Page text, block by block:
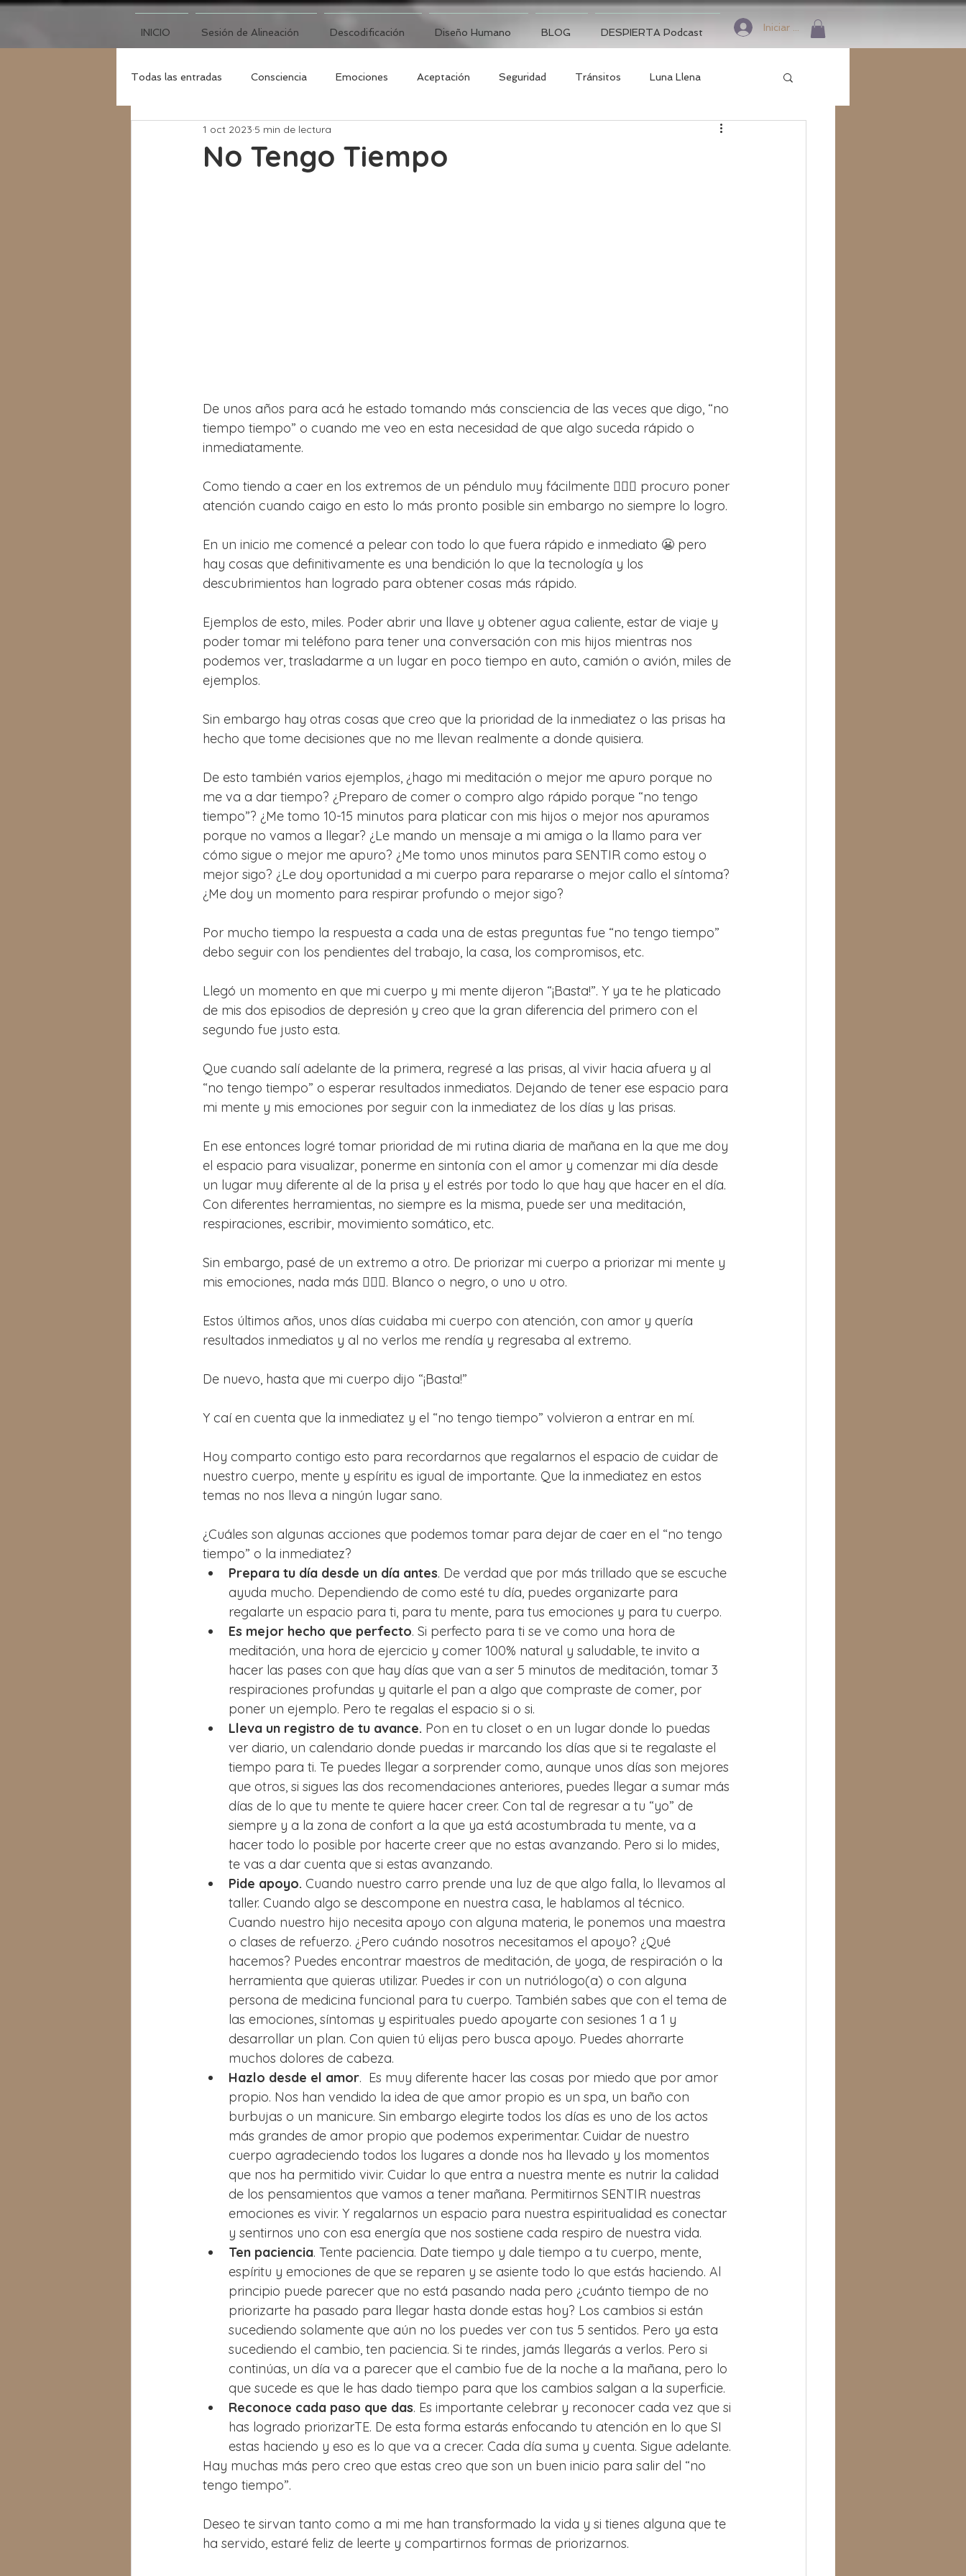
INICIO Sesión de Alineación Descodificación Diseño Humano BLOG DESPIERTA Podcast Iniciar sesión
Todas las entradas Consciencia Emociones Aceptación Seguridad Tránsitos Luna Llena
Luna Nueva
No Tengo Tiempo
1 oct 2023 5 min de lectura
De unos años para acá he estado tomando más consciencia de las veces que digo, “no
tiempo tiempo” o cuando me veo en esta necesidad de que algo suceda rápido o
inmediatamente.
Como tiendo a caer en los extremos de un péndulo muy fácilmente 🤦🏻‍♀️ procuro poner
atención cuando caigo en esto lo más pronto posible sin embargo no siempre lo logro.
En un inicio me comencé a pelear con todo lo que fuera rápido e inmediato 😬 pero
hay cosas que definitivamente es una bendición lo que la tecnología y los
descubrimientos han logrado para obtener cosas más rápido.
Ejemplos de esto, miles. Poder abrir una llave y obtener agua caliente, estar de viaje y
poder tomar mi teléfono para tener una conversación con mis hijos mientras nos
podemos ver, trasladarme a un lugar en poco tiempo en auto, camión o avión, miles de
ejemplos.
Sin embargo hay otras cosas que creo que la prioridad de la inmediatez o las prisas ha
hecho que tome decisiones que no me llevan realmente a donde quisiera.
De esto también varios ejemplos, ¿hago mi meditación o mejor me apuro porque no
me va a dar tiempo? ¿Preparo de comer o compro algo rápido porque “no tengo
tiempo”? ¿Me tomo 10-15 minutos para platicar con mis hijos o mejor nos apuramos
porque no vamos a llegar? ¿Le mando un mensaje a mi amiga o la llamo para ver
cómo sigue o mejor me apuro? ¿Me tomo unos minutos para SENTIR como estoy o
mejor sigo? ¿Le doy oportunidad a mi cuerpo para repararse o mejor callo el síntoma?
¿Me doy un momento para respirar profundo o mejor sigo?
Por mucho tiempo la respuesta a cada una de estas preguntas fue “no tengo tiempo”
debo seguir con los pendientes del trabajo, la casa, los compromisos, etc.
Llegó un momento en que mi cuerpo y mi mente dijeron “¡Basta!”. Y ya te he platicado
de mis dos episodios de depresión y creo que la gran diferencia del primero con el
segundo fue justo esta.
Que cuando salí adelante de la primera, regresé a las prisas, al vivir hacia afuera y al
“no tengo tiempo” o esperar resultados inmediatos. Dejando de tener ese espacio para
mi mente y mis emociones por seguir con la inmediatez de los días y las prisas.
En ese entonces logré tomar prioridad de mi rutina diaria de mañana en la que me doy
el espacio para visualizar, ponerme en sintonía con el amor y comenzar mi día desde
un lugar muy diferente al de la prisa y el estrés por todo lo que hay que hacer en el día.
Con diferentes herramientas, no siempre es la misma, puede ser una meditación,
respiraciones, escribir, movimiento somático, etc.
Sin embargo, pasé de un extremo a otro. De priorizar mi cuerpo a priorizar mi mente y
mis emociones, nada más 🤦🏻‍♀️. Blanco o negro, o uno u otro.
Estos últimos años, unos días cuidaba mi cuerpo con atención, con amor y quería
resultados inmediatos y al no verlos me rendía y regresaba al extremo.
De nuevo, hasta que mi cuerpo dijo “¡Basta!”
Y caí en cuenta que la inmediatez y el “no tengo tiempo” volvieron a entrar en mí.
Hoy comparto contigo esto para recordarnos que regalarnos el espacio de cuidar de
nuestro cuerpo, mente y espíritu es igual de importante. Que la inmediatez en estos
temas no nos lleva a ningún lugar sano.
¿Cuáles son algunas acciones que podemos tomar para dejar de caer en el “no tengo
tiempo” o la inmediatez?
Prepara tu día desde un día antes. De verdad que por más trillado que se escuche
ayuda mucho. Dependiendo de como esté tu día, puedes organizarte para
regalarte un espacio para ti, para tu mente, para tus emociones y para tu cuerpo.
Es mejor hecho que perfecto. Si perfecto para ti se ve como una hora de
meditación, una hora de ejercicio y comer 100% natural y saludable, te invito a
hacer las pases con que hay días que van a ser 5 minutos de meditación, tomar 3
respiraciones profundas y quitarle el pan a algo que compraste de comer, por
poner un ejemplo. Pero te regalas el espacio si o si.
Lleva un registro de tu avance. Pon en tu closet o en un lugar donde lo puedas
ver diario, un calendario donde puedas ir marcando los días que si te regalaste el
tiempo para ti. Te puedes llegar a sorprender como, aunque unos días son mejores
que otros, si sigues las dos recomendaciones anteriores, puedes llegar a sumar más
días de lo que tu mente te quiere hacer creer. Con tal de regresar a tu “yo” de
siempre y a la zona de confort a la que ya está acostumbrada tu mente, va a
hacer todo lo posible por hacerte creer que no estas avanzando. Pero si lo mides,
te vas a dar cuenta que si estas avanzando.
Pide apoyo. Cuando nuestro carro prende una luz de que algo falla, lo llevamos al
taller. Cuando algo se descompone en nuestra casa, le hablamos al técnico.
Cuando nuestro hijo necesita apoyo con alguna materia, le ponemos una maestra
o clases de refuerzo. ¿Pero cuándo nosotros necesitamos el apoyo? ¿Qué
hacemos? Puedes encontrar maestros de meditación, de yoga, de respiración o la
herramienta que quieras utilizar. Puedes ir con un nutriólogo(a) o con alguna
persona de medicina funcional para tu cuerpo. También sabes que con el tema de
las emociones, síntomas y espirituales puedo apoyarte con sesiones 1 a 1 y
desarrollar un plan. Con quien tú elijas pero busca apoyo. Puedes ahorrarte
muchos dolores de cabeza.
Hazlo desde el amor.  Es muy diferente hacer las cosas por miedo que por amor
propio. Nos han vendido la idea de que amor propio es un spa, un baño con
burbujas o un manicure. Sin embargo elegirte todos los días es uno de los actos
más grandes de amor propio que podemos experimentar. Cuidar de nuestro
cuerpo agradeciendo todos los lugares a donde nos ha llevado y los momentos
que nos ha permitido vivir. Cuidar lo que entra a nuestra mente es nutrir la calidad
de los pensamientos que vamos a tener mañana. Permitirnos SENTIR nuestras
emociones es vivir. Y regalarnos un espacio para nuestra espiritualidad es conectar
y sentirnos uno con esa energía que nos sostiene cada respiro de nuestra vida.
Ten paciencia. Tente paciencia. Date tiempo y dale tiempo a tu cuerpo, mente,
espíritu y emociones de que se reparen y se asiente todo lo que estás haciendo. Al
principio puede parecer que no está pasando nada pero ¿cuánto tiempo de no
priorizarte ha pasado para llegar hasta donde estas hoy? Los cambios si están
sucediendo solamente que aún no los puedes ver con tus 5 sentidos. Pero ya esta
sucediendo el cambio, ten paciencia. Si te rindes, jamás llegarás a verlos. Pero si
continúas, un día va a parecer que el cambio fue de la noche a la mañana, pero lo
que sucede es que le has dado tiempo para que los cambios salgan a la superficie.
Reconoce cada paso que das. Es importante celebrar y reconocer cada vez que si
has logrado priorizarTE. De esta forma estarás enfocando tu atención en lo que SI
estas haciendo y eso es lo que va a crecer. Cada día suma y cuenta. Sigue adelante.
Hay muchas más pero creo que estas creo que son un buen inicio para salir del “no
tengo tiempo”.
Deseo te sirvan tanto como a mi me han transformado la vida y si tienes alguna que te
ha servido, estaré feliz de leerte y compartirnos formas de priorizarnos.